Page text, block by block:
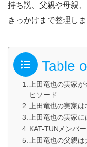
持ち説、父親や母親
きっかけまで整理しま
Table
上田竜也の実家
ピソード
上田竜也の実家
上田竜也の実家
KAT-TUNメンバ
上田竜也の父親